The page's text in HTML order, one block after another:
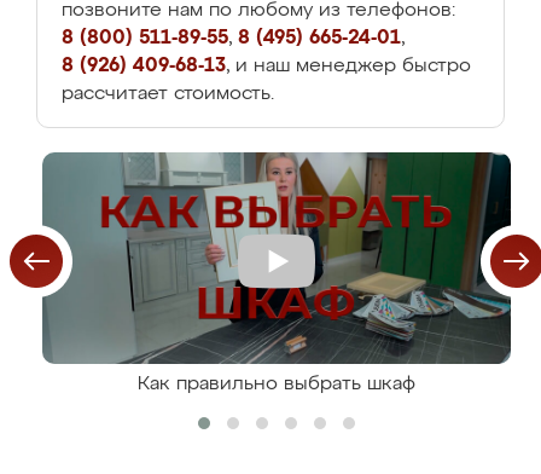
позвоните нам по любому из телефонов:
8 (800) 511-89-55, 8 (495) 665-24-01,
8 (926) 409-68-13, и наш менеджер быстро
рассчитает стоимость.
Как правильно выбрать шкаф